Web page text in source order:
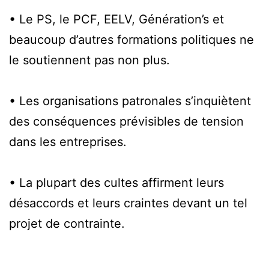
• Le PS, le PCF, EELV, Génération’s et
beaucoup d’autres formations politiques ne
le soutiennent pas non plus.
• Les organisations patronales s’inquiètent
des conséquences prévisibles de tension
dans les entreprises.
• La plupart des cultes affirment leurs
désaccords et leurs craintes devant un tel
projet de contrainte.